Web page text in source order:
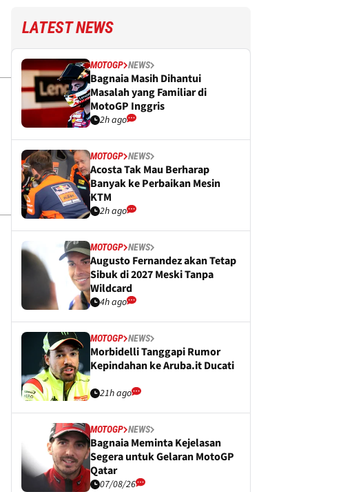
LATEST NEWS
MOTOGP NEWS
Bagnaia Masih Dihantui
Masalah yang Familiar di
MotoGP Inggris
2h ago
MOTOGP NEWS
Acosta Tak Mau Berharap
Banyak ke Perbaikan Mesin
KTM
2h ago
MOTOGP NEWS
Augusto Fernandez akan Tetap
Sibuk di 2027 Meski Tanpa
Wildcard
4h ago
MOTOGP NEWS
Morbidelli Tanggapi Rumor
Kepindahan ke Aruba.it Ducati
21h ago
MOTOGP NEWS
Bagnaia Meminta Kejelasan
Segera untuk Gelaran MotoGP
Qatar
07/08/26